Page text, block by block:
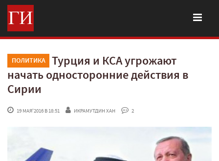
ПОЛИТИКА
Турция и КСА угрожают
начать односторонние действия в
Сирии
19 МАЯ'2016 В 18:51 ИКРАМУТДИН ХАН 2